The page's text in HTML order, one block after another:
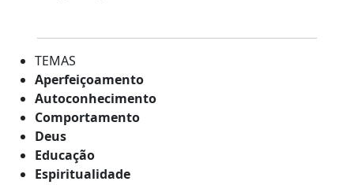
TEMAS
Aperfeiçoamento
Autoconhecimento
Comportamento
Deus
Educação
Espiritualidade